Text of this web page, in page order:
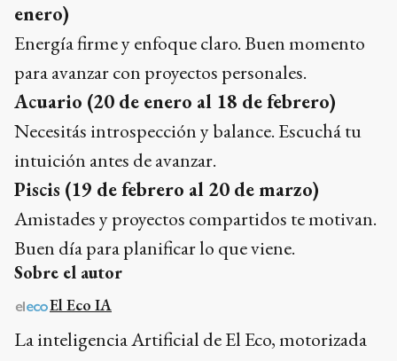
enero)
Energía firme y enfoque claro. Buen momento
para avanzar con proyectos personales.
Acuario (20 de enero al 18 de febrero)
Necesitás introspección y balance. Escuchá tu
intuición antes de avanzar.
Piscis (19 de febrero al 20 de marzo)
Amistades y proyectos compartidos te motivan.
Buen día para planificar lo que viene.
Sobre el autor
El Eco IA
La inteligencia Artificial de El Eco, motorizada